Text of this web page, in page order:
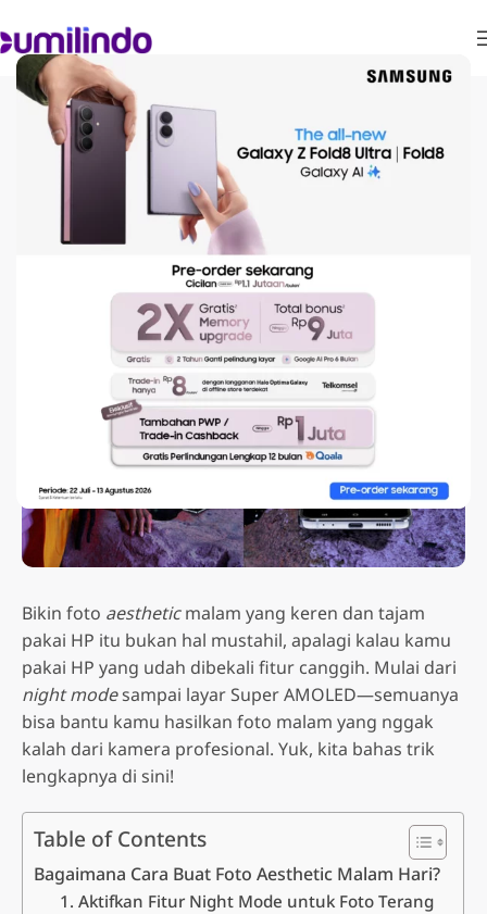
ARTIKEL
Foto Aesthetic Malam
Nggak Lagi Gelap dan
Blur, Ini Triknya!
On April 23, 2025
Bikin foto aestheticmalam yang keren dan tajam
pakai HP itu bukan hal mustahil, apalagi kalau kamu
pakai HP yang udah dibekali fitur canggih. Mulai dari
night modesampai layar Super AMOLED—semuanya
bisa bantu kamu hasilkan foto malam yang nggak
kalah dari kamera profesional. Yuk, kita bahas trik
lengkapnya di sini!
Table of Contents
Bagaimana Cara Buat Foto Aesthetic Malam Hari?
1. Aktifkan Fitur Night Mode untuk Foto Terang